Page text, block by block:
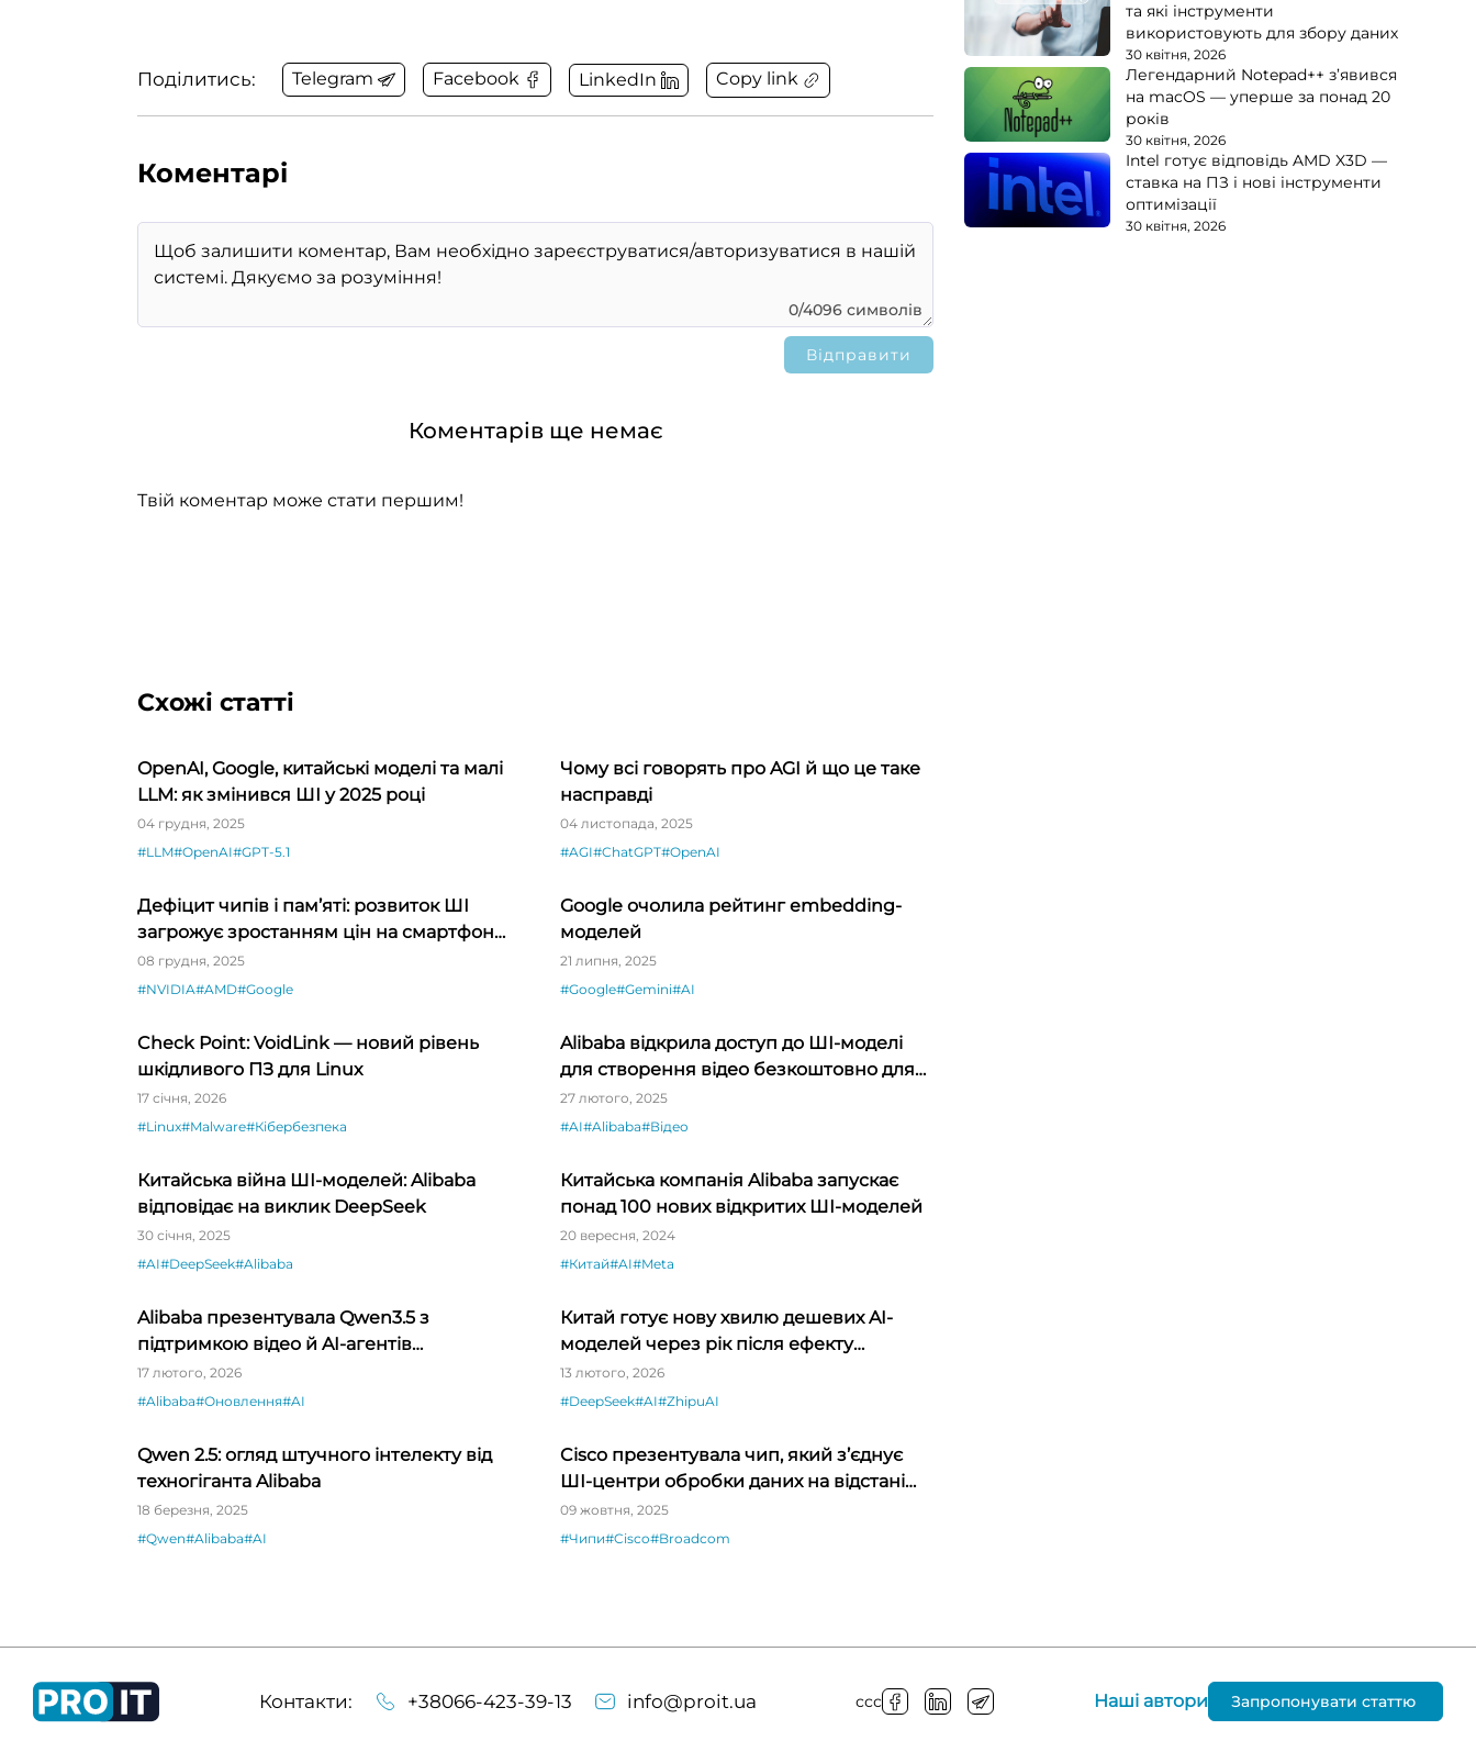
Поділитись: Telegram Facebook LinkedIn Copy link
Коментарі
0/4096 символів
Коментарів ще немає
Твій коментар може стати першим!
Схожі статті
OpenAI, Google, китайські моделі та малі
LLM: як змінився ШІ у 2025 році
04 грудня, 2025
#LLM#OpenAI#GPT-5.1
Чому всі говорять про AGI й що це таке
насправді
04 листопада, 2025
#AGI#ChatGPT#OpenAI
Дефіцит чипів і пам’яті: розвиток ШІ
загрожує зростанням цін на смартфони
й електроніку
08 грудня, 2025
#NVIDIA#AMD#Google
Google очолила рейтинг embedding-
моделей
21 липня, 2025
#Google#Gemini#AI
Check Point: VoidLink — новий рівень
шкідливого ПЗ для Linux
17 січня, 2026
#Linux#Malware#Кібербезпека
Alibaba відкрила доступ до ШІ-моделі
для створення відео безкоштовно для
всього світу
27 лютого, 2025
#AI#Alibaba#Відео
Китайська війна ШІ-моделей: Alibaba
відповідає на виклик DeepSeek
30 січня, 2025
#AI#DeepSeek#Alibaba
Китайська компанія Alibaba запускає
понад 100 нових відкритих ШІ-моделей
20 вересня, 2024
#Китай#AI#Meta
Alibaba презентувала Qwen3.5 з
підтримкою відео й AI-агентів
напередодні релізу DeepSeek
17 лютого, 2026
#Alibaba#Оновлення#AI
Китай готує нову хвилю дешевих AI-
моделей через рік після ефекту
DeepSeek
13 лютого, 2026
#DeepSeek#AI#ZhipuAI
Qwen 2.5: огляд штучного інтелекту від
техногіганта Alibaba
18 березня, 2025
#Qwen#Alibaba#AI
Cisco презентувала чип, який з’єднує
ШІ-центри обробки даних на відстані
тисяч кілометрів
09 жовтня, 2025
#Чипи#Cisco#Broadcom
та які інструменти
використовують для збору даних
30 квітня, 2026
Легендарний Notepad++ з’явився
на macOS — уперше за понад 20
років
30 квітня, 2026
Intel готує відповідь AMD X3D —
ставка на ПЗ і нові інструменти
оптимізації
30 квітня, 2026
Контакти: +38066-423-39-13 info@proit.ua ссс Наші автори Запропонувати статтю